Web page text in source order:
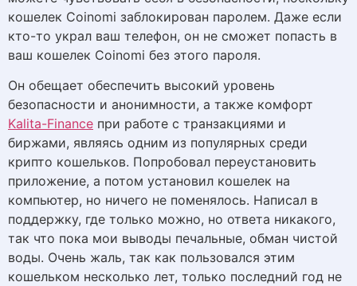
кошелек Coinomi заблокирован паролем. Даже если
кто-то украл ваш телефон, он не сможет попасть в
ваш кошелек Coinomi без этого пароля.
Он обещает обеспечить высокий уровень
безопасности и анонимности, а также комфорт
Kalita-Finance при работе с транзакциями и
биржами, являясь одним из популярных среди
крипто кошельков. Попробовал переустановить
приложение, а потом установил кошелек на
компьютер, но ничего не поменялось. Написал в
поддержку, где только можно, но ответа никакого,
так что пока мои выводы печальные, обман чистой
воды. Очень жаль, так как пользовался этим
кошельком несколько лет, только последний год не